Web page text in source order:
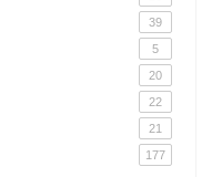
39
5
20
22
21
177